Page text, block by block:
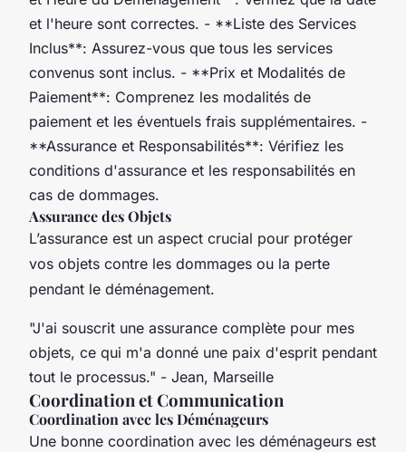
et l'heure sont correctes. - **Liste des Services
Inclus**: Assurez-vous que tous les services
convenus sont inclus. - **Prix et Modalités de
Paiement**: Comprenez les modalités de
paiement et les éventuels frais supplémentaires. -
**Assurance et Responsabilités**: Vérifiez les
conditions d'assurance et les responsabilités en
cas de dommages.
Assurance des Objets
L’assurance est un aspect crucial pour protéger
vos objets contre les dommages ou la perte
pendant le déménagement.
"J'ai souscrit une assurance complète pour mes
objets, ce qui m'a donné une paix d'esprit pendant
tout le processus." - Jean, Marseille
Coordination et Communication
Coordination avec les Déménageurs
Une bonne coordination avec les déménageurs est